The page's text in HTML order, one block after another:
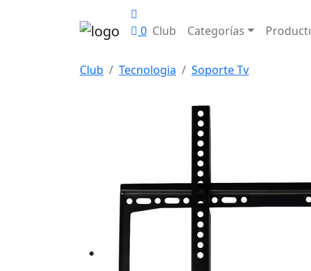
0 Club Categorías
Club Tecnologia
Soporte Tv